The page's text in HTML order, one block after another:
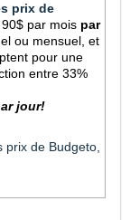
prix de
par mois par
ou mensuel, et
pour une
entre 33%
jour!
prix de Budgeto,